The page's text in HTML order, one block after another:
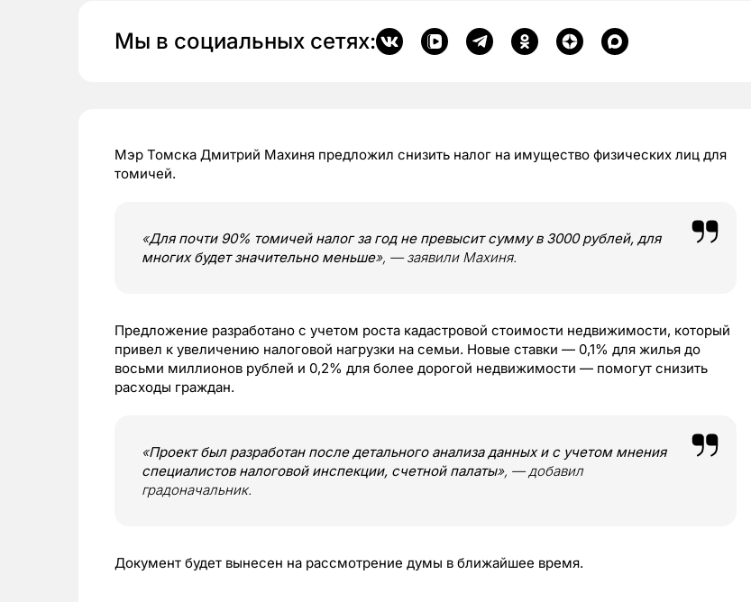
Мы в социальных сетях:
Мэр Томска Дмитрий Махиня предложил снизить налог на имущество физических лиц для
томичей.
«Для почти 90% томичей налог за год не превысит сумму в 3000 рублей, для
многих будет значительно меньше», — заявили Махиня.
Предложение разработано с учетом роста кадастровой стоимости недвижимости, который
привел к увеличению налоговой нагрузки на семьи. Новые ставки — 0,1% для жилья до
восьми миллионов рублей и 0,2% для более дорогой недвижимости — помогут снизить
расходы граждан.
«Проект был разработан после детального анализа данных и с учетом мнения
специалистов налоговой инспекции, счетной палаты», — добавил
градоначальник.
Документ будет вынесен на рассмотрение думы в ближайшее время.